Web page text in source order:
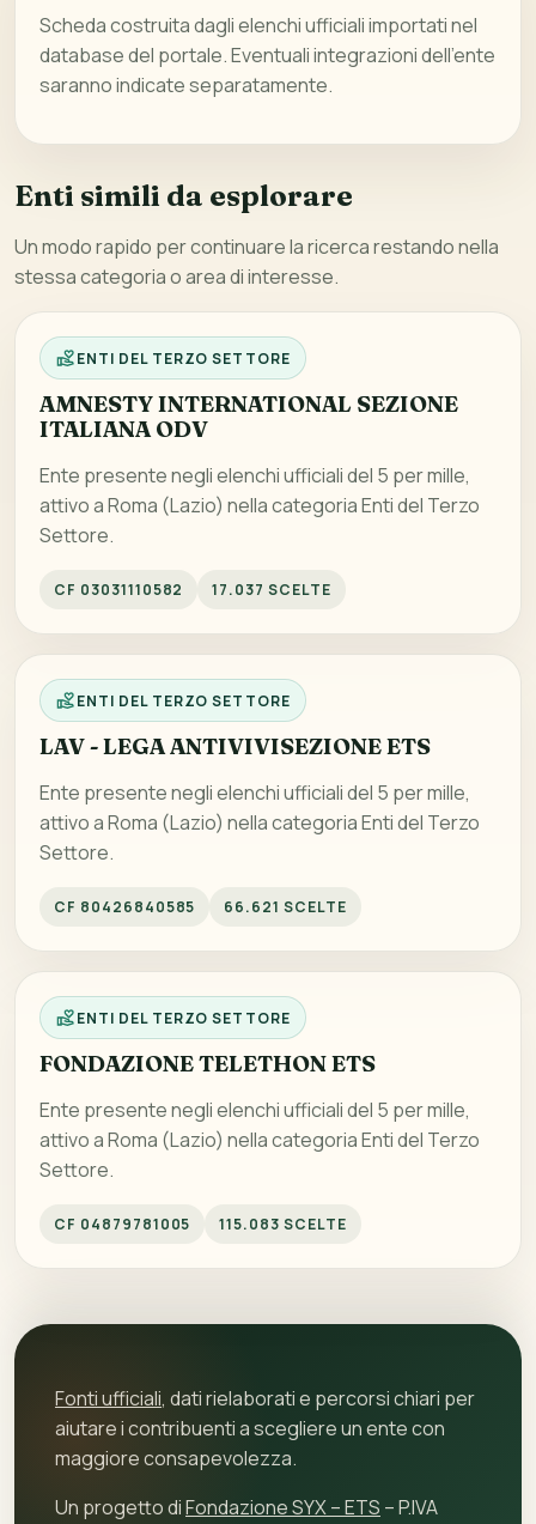
Scheda costruita dagli elenchi ufficiali importati nel
database del portale. Eventuali integrazioni dell’ente
saranno indicate separatamente.
Enti simili da esplorare
Un modo rapido per continuare la ricerca restando nella
stessa categoria o area di interesse.
ENTI DEL TERZO SETTORE
AMNESTY INTERNATIONAL SEZIONE
ITALIANA ODV
Ente presente negli elenchi ufficiali del 5 per mille,
attivo a Roma (Lazio) nella categoria Enti del Terzo
Settore.
CF 03031110582 17.037 SCELTE
ENTI DEL TERZO SETTORE
LAV - LEGA ANTIVIVISEZIONE ETS
Ente presente negli elenchi ufficiali del 5 per mille,
attivo a Roma (Lazio) nella categoria Enti del Terzo
Settore.
CF 80426840585 66.621 SCELTE
ENTI DEL TERZO SETTORE
FONDAZIONE TELETHON ETS
Ente presente negli elenchi ufficiali del 5 per mille,
attivo a Roma (Lazio) nella categoria Enti del Terzo
Settore.
CF 04879781005 115.083 SCELTE
Fonti ufficiali, dati rielaborati e percorsi chiari per
aiutare i contribuenti a scegliere un ente con
maggiore consapevolezza.
Un progetto diFondazione SYX – ETS – P.IVA